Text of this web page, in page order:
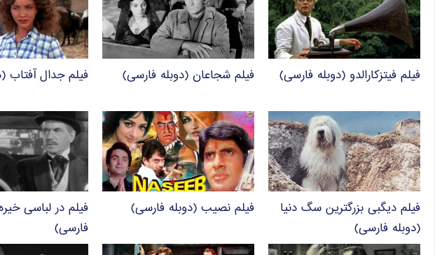
فیلم فیتزکارالدو (دوبله فارسی) فیلم شجاعان (دوبله فارسی) فیلم جدال آفتاب
فیلم دیگبی بزرگترین سگ دنیا
(دوبله فارسی)
فیلم نصیب (دوبله فارسی)
فیلم در لباسی
فارسی)